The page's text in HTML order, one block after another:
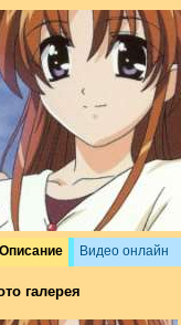
Описание Видео онлайн
галерея